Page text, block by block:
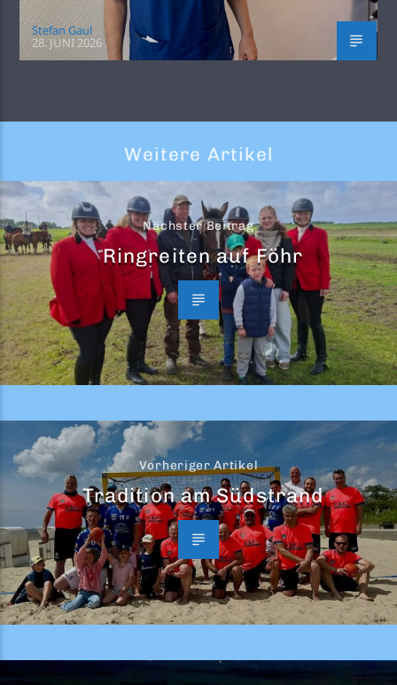
Stefan Gaul
28. JUNI 2026
Weitere Artikel
Nächster Beitrag
Ringreiten auf Föhr
Vorheriger Artikel
Tradition am Südstrand